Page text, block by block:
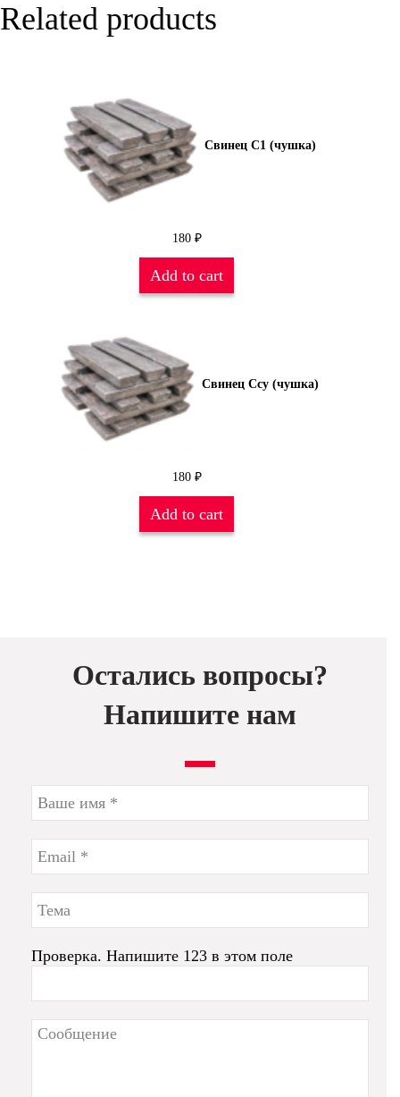
Related products
Свинец С1 (чушка)
180 ₽
Add to cart
Свинец Ссу (чушка)
180 ₽
Add to cart
Остались вопросы?
Напишите нам
Проверка. Напишите 123 в этом поле